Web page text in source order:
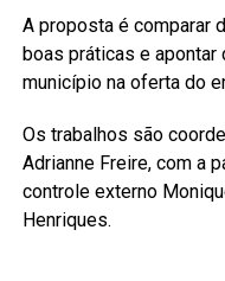
A proposta é comparar
boas práticas e
município na oferta do
Os trabalhos são
Adrianne Freire, com a
controle externo
Henriques.